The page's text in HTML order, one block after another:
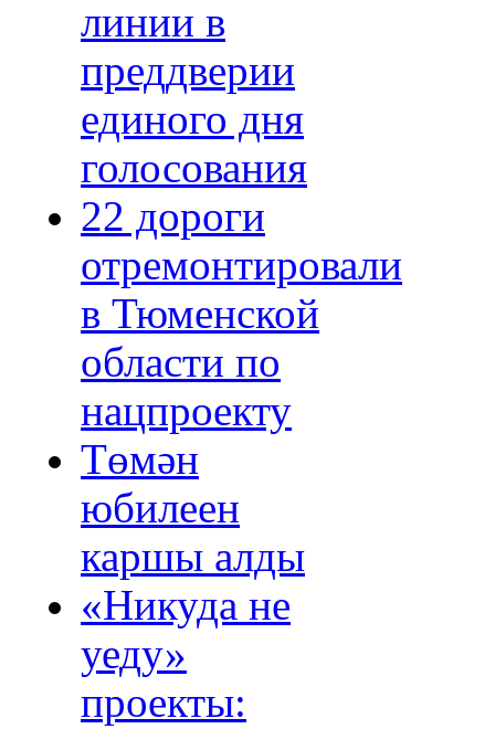
линии в
преддверии
единого дня
голосования
22 дороги
отремонтировали
в Тюменской
области по
нацпроекту
Төмән
юбилеен
каршы алды
«Никуда не
уеду»
проекты: